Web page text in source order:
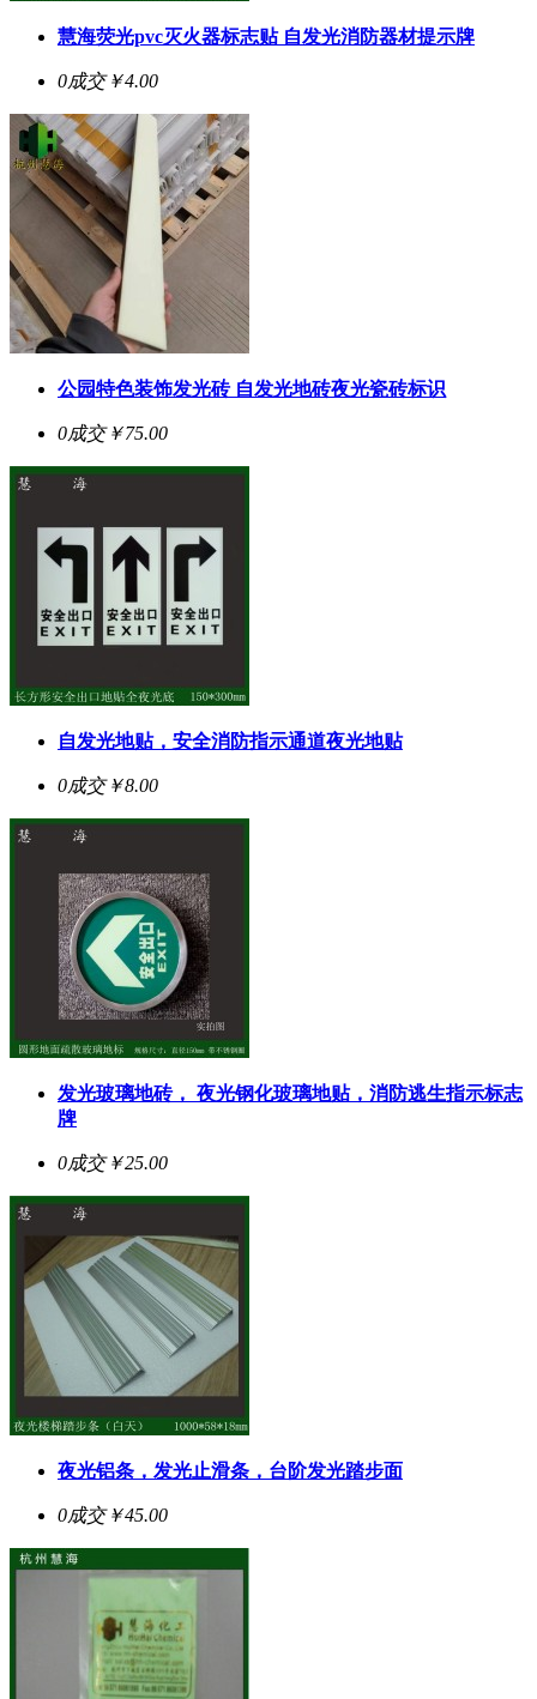
慧海荧光pvc灭火器标志贴 自发光消防器材提示牌
0成交￥4.00
公园特色装饰发光砖 自发光地砖夜光瓷砖标识
0成交￥75.00
自发光地贴，安全消防指示通道夜光地贴
0成交￥8.00
发光玻璃地砖， 夜光钢化玻璃地贴，消防逃生指示标志
牌
0成交￥25.00
夜光铝条，发光止滑条，台阶发光踏步面
0成交￥45.00